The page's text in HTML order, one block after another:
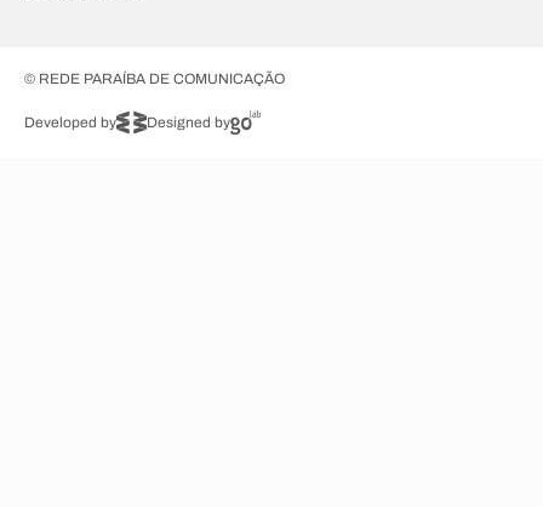
© REDE PARAÍBA DE COMUNICAÇÃO
Developed by Designed by